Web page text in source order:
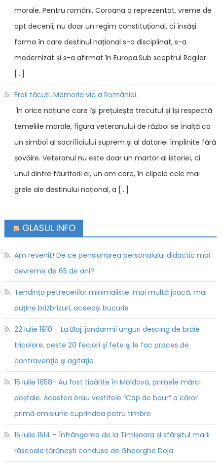
morale. Pentru români, Coroana a reprezentat, vreme de
opt decenii, nu doar un regim constituțional, ci însăși
forma în care destinul național s-a disciplinat, s-a
modernizat și s-a afirmat în Europa.Sub sceptrul Regilor
[…]
Eroii tăcuți. Memoria vie a României.
În orice națiune care își prețuiește trecutul și își respectă
temeliile morale, figura veteranului de război se înalță ca
un simbol al sacrificiului suprem și al datoriei împlinite fără
șovăire. Veteranul nu este doar un martor al istoriei, ci
unul dintre făuritorii ei, un om care, în clipele cele mai
grele ale destinului național, a […]
GLASUL INFO
Am revenit! De ce pensionarea personalului didactic mai
devreme de 65 de ani?
Tendința petrecerilor minimaliste: mai multă joacă, mai
puține brizbrizuri, aceeași bucurie
22 Iulie 1910 – La Blaj, jandarmii unguri descing de brâie
tricolore, peste 20 feciori şi fete şi le fac proces de
contravenţie şi agitaţie
15 Iulie 1858- Au fost tipărite în Moldova, primele mărci
poștale. Acestea erau vestitele “Cap de bour” a căror
primă emisiune cuprindea patru timbre
15 iulie 1514 – Înfrângerea de la Timișoara și sfârșitul marii
răscoale țărănești conduse de Gheorghe Doja